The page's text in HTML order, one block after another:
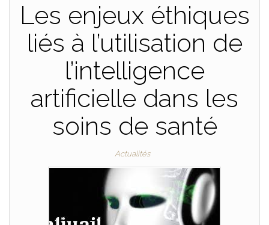
Les enjeux éthiques
liés à l’utilisation de
l’intelligence
artificielle dans les
soins de santé
Actualités